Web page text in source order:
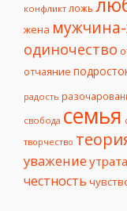
конфликт ложь
жена
одиночество
отчаяние
радость
свобода семья
творчество
уважение утрата
честность